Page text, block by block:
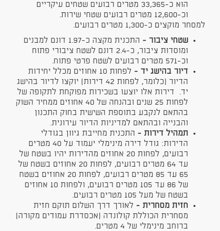
הוא כ-33,365 מטרים רבועים שטחים עיקריים
וכ-12,600 מטרים רבועים שטחי שירות.
למסחר מוקצים כ-1,300 מטרים רבועים.
שטחי ציבור -
התכנית מקצה כ-1.97 דונם למבנים
ומוסדות ציבור, כ-2.4 דונם לשטח ציבורי פתוח
וכ-571 מטרים רבועים לשטח פרטי פתוח.
דיור בהישג יד -
לפחות 10 אחוזים מכלל יחידות
הדיור (כלומר, לפחות 42 דירות) יוקצו לדיור בהישג
יד. דירות אלו יוצעו בשכירות מפוקחת לתקופה של
לפחות 25 שנים ובהנחה של 40 אחוזים ממחיר השוק
בהתאם לנקבע בתוספת השישית בחוק התכנון
והבנייה ובהתאם למדיניות הדיור עירונית.
תמהיל דירות - התכנית מחייבת גיוון בגודלי
הדירות: גודל דירה מינימלי יעמוד על 40 מטרים
רבועים, לפחות 20 אחוזים מהדירות יהיו בשטח של
עד 64 מטרים רבועים, לפחות 20 אחוזים בשטח של
65 עד 85 מטרים רבועים, לפחות 20 אחוזים בשטח
של 86 עד 105 מטרים רבועים, ולפחות 10 אחוזים
בשטח של מעל 105 מטרים רבועים.
חזית מסחרית - לאורך דרך השלום תוקם חזית
מסחרית הכוללת קולונדה (אכסדרת עמודים מקורה)
ברוחב מינימלי של 4 מטרים.